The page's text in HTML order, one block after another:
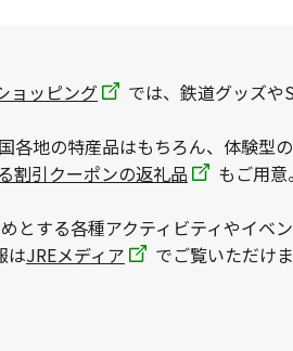
ョッピング
では、鉄道グッズ
各地の特産品はもちろん、体験型
割引クーポンの返礼品
もご用
とする各種アクティビティやイベ
はJREメディア でご覧いただけ